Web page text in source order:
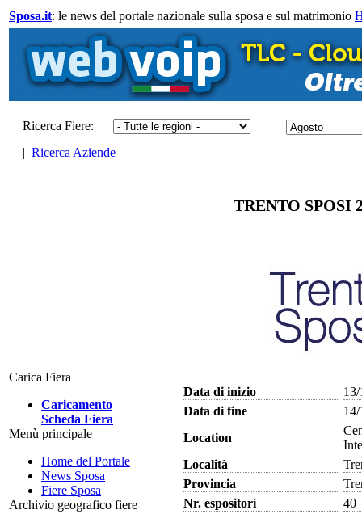
Sposa.it: le news del portale nazionale sulla sposa e sul matrimonio
Ricerca Fiere:
| Ricerca Aziende
Carica Fiera
Caricamento
Scheda Fiera
Menù principale
Home del Portale
News Sposa
Fiere Sposa
Archivio geografico fiere
TRENTO SPOSI
Data di inizio
Data di fine
Location
Località
Provincia
Nr. espositori
40